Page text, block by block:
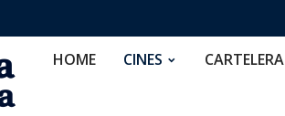
HOME CINES CARTELERA